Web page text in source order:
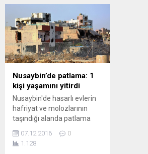
Nusaybin’de patlama: 1
kişi yaşamını yitirdi
Nusaybin'de hasarlı evlerin
hafriyat ve molozlarının
taşındığı alanda patlama
yitirdi. Mardin'in Nusaybin
ilçesinde sokağa çıkma
07.12.2016
0
1.128